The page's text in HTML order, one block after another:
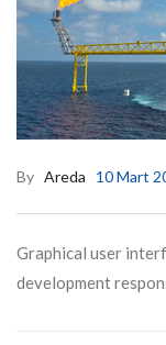
By Areda 10 Mart
Graphical user
development